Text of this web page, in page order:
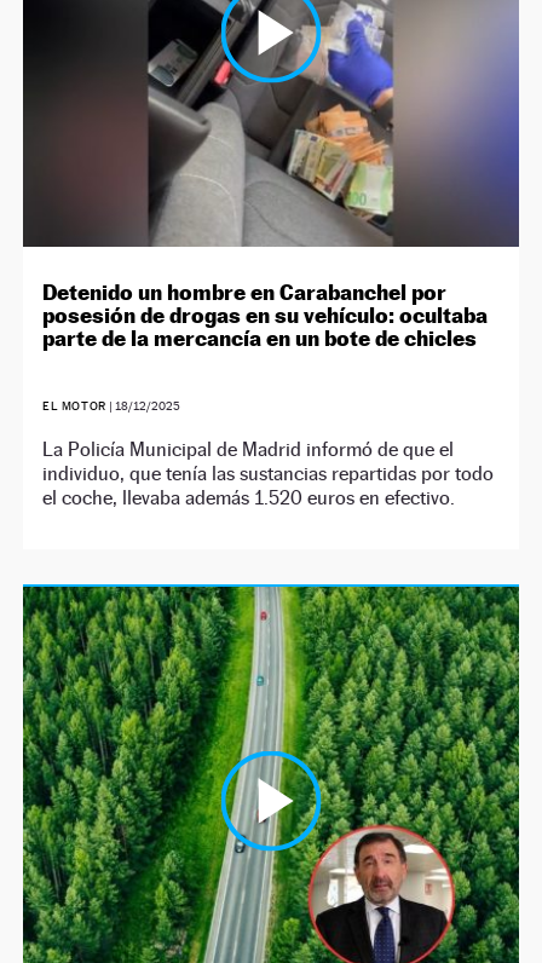
Detenido un hombre en Carabanchel por
posesión de drogas en su vehículo: ocultaba
parte de la mercancía en un bote de chicles
EL MOTOR | 18/12/2025
La Policía Municipal de Madrid informó de que el
individuo, que tenía las sustancias repartidas por todo
el coche, llevaba además 1.520 euros en efectivo.